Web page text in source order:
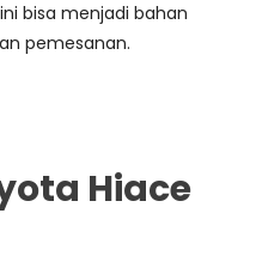
bisa menjadi bahan
pemesanan.
Hiace